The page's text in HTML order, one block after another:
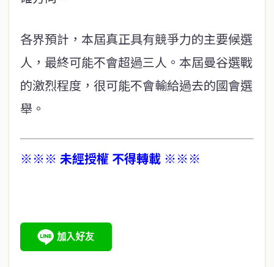
各界預計，本屆真正具有競爭力的主要候選
人，最終可能不會超過三人。本屆曼谷選戰
的激烈程度，很可能不會輸給過去的國會選
舉。
※※※ 未經授權 不得轉載 ※※※